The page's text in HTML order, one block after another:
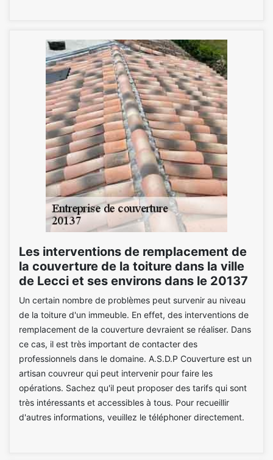
Les interventions de remplacement de
la couverture de la toiture dans la ville
de Lecci et ses environs dans le 20137
Un certain nombre de problèmes peut survenir au niveau
de la toiture d'un immeuble. En effet, des interventions de
remplacement de la couverture devraient se réaliser. Dans
ce cas, il est très important de contacter des
professionnels dans le domaine. A.S.D.P Couverture est un
artisan couvreur qui peut intervenir pour faire les
opérations. Sachez qu'il peut proposer des tarifs qui sont
très intéressants et accessibles à tous. Pour recueillir
d'autres informations, veuillez le téléphoner directement.